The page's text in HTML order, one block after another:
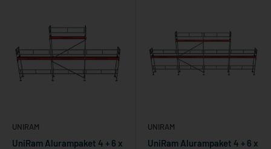
UNIRAM
UniRam Alurampaket 4 + 6 x
UNIRAM
UniRam Alurampaket 4 + 6 x